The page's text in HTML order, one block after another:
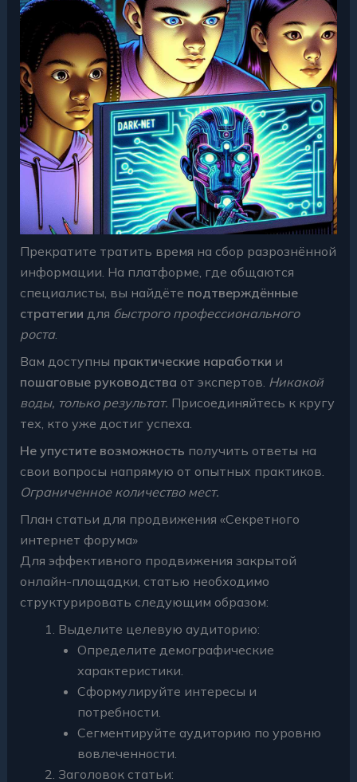
Прекратите тратить время на сбор разрознённой
информации. На платформе, где общаются
специалисты, вы найдёте подтверждённые
стратегии для быстрого профессионального
роста.
Вам доступны практические наработки и
пошаговые руководства от экспертов. Никакой
воды, только результат. Присоединяйтесь к кругу
тех, кто уже достиг успеха.
Не упустите возможность получить ответы на
свои вопросы напрямую от опытных практиков.
Ограниченное количество мест.
План статьи для продвижения «Секретного
интернет форума»
Для эффективного продвижения закрытой
онлайн-площадки, статью необходимо
структурировать следующим образом:
Выделите целевую аудиторию:
Определите демографические
характеристики.
Сформулируйте интересы и
потребности.
Сегментируйте аудиторию по уровню
вовлеченности.
Заголовок статьи: